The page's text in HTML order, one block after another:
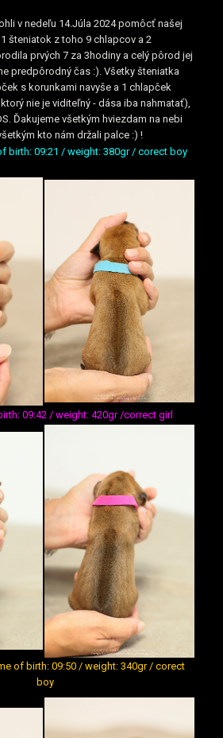
v nedeľu 14.Júla 2024 pomôcť našej
šteniatok z toho 9 chlapcov a 2
prvých 7 za 3hodiny a celý pôrod jej
predpôrodný čas :). Všetky šteniatka
s korunkami navyše a 1 chlapček
nie je viditeľný - dása iba nahmatať),
Ďakujeme všetkým hviezdam na nebi
kto nám držali palce :) !
birth: 09:21 / weight: 380gr / corect boy
09:42 / weight: 420gr /correct girl
of birth: 09:50 / weight: 340gr / corect
boy